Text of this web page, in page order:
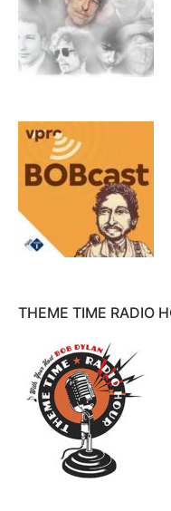
THEME TIME RADIO